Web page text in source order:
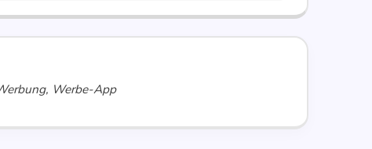
Werbe-App